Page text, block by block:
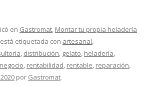
en Gastromat, Montar tu propia heladería
etiquetada con artesanal,
, distribución, gelato, heladería,
negocio, rentabilidad, rentable, reparación,
por Gastromat.